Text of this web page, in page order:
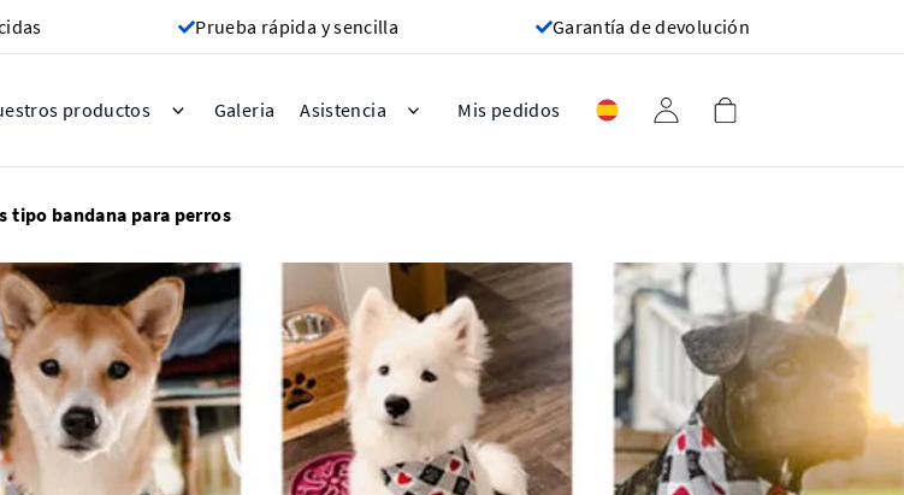
Prueba rápida y sencilla Garantía de devolución
productos Galeria Asistencia Mis pedidos
tipo bandana para perros